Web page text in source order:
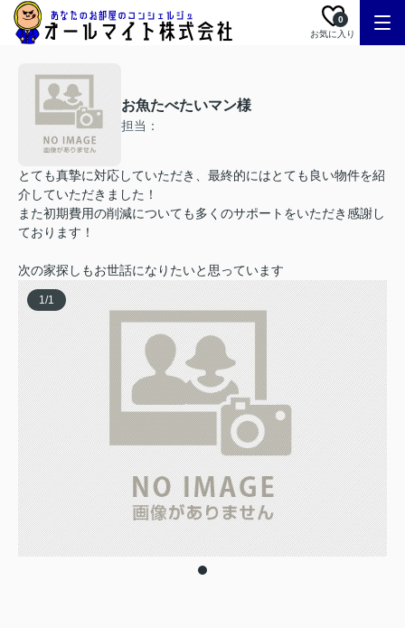
お気に入り
0
お魚たべたいマン様
担当：
とても真摯に対応していただき、最終的にはとても良い物件を紹
介していただきました！
また初期費用の削減についても多くのサポートをいただき感謝し
ております！
次の家探しもお世話になりたいと思っています
1/1